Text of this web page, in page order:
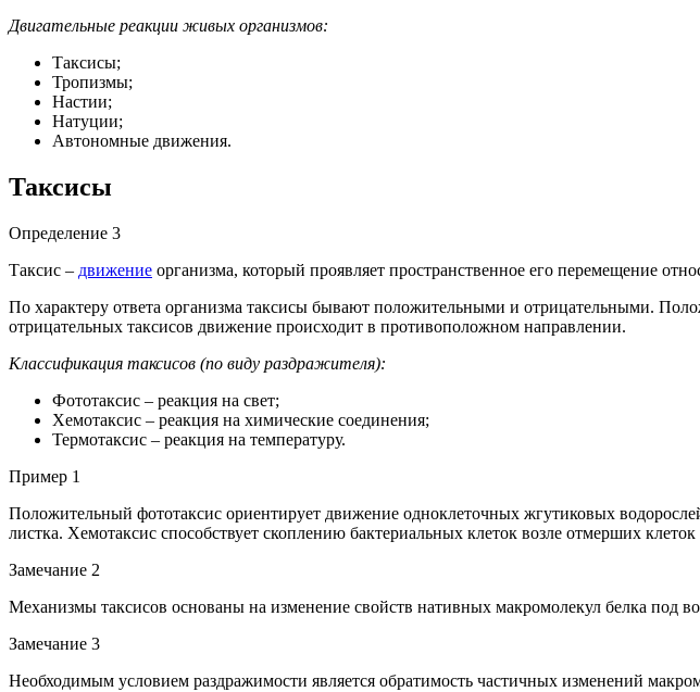
Двигательные реакции живых организмов:
Таксисы;
Тропизмы;
Настии;
Натуции;
Автономные движения.
Таксисы
Определение 3
Таксис – движение организма, который проявляет пространственное его перемещение
По характеру ответа организма таксисы бывают положительными и отрицательными.
отрицательных таксисов движение происходит в противоположном направлении.
Классификация таксисов (по виду раздражителя):
Фототаксис – реакция на свет;
Хемотаксис – реакция на химические соединения;
Термотаксис – реакция на температуру.
Пример 1
Положительный фототаксис ориентирует движение одноклеточных жгутиковых
листка. Хемотаксис способствует скоплению бактериальных клеток возле отмерших
Замечание 2
Механизмы таксисов основаны на изменение свойств нативных макромолекул белка под
Замечание 3
Необходимым условием раздражимости является обратимость частичных изменений